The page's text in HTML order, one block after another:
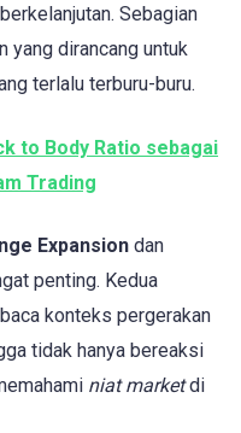
Sebagian
yang dirancang untuk
terlalu terburu-buru.
to Body Ratio sebagai
Trading
Expansion dan
penting. Kedua
konteks pergerakan
tidak hanya bereaksi
niat marketdi